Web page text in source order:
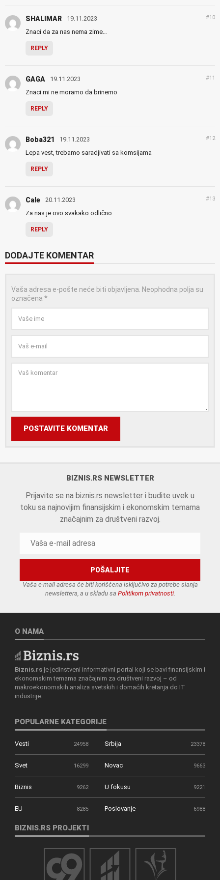
SHALIMAR 19.11.2023 #10
Znaci da za nas nema zime…
REPLY
GAGA 19.11.2023 #11
Znaci mi ne moramo da brinemo
REPLY
Boba321 19.11.2023 #12
Lepa vest, trebamo saradjivati sa komsijama
REPLY
Cale 20.11.2023 #13
Za nas je ovo svakako odlično
REPLY
DODAJTE KOMENTAR
Vaša adresa e-pošte neće biti objavljena. Neophodna polja su
označena *
POSTAVITE KOMENTAR
BIZNIS.RS NEWSLETTER
Prijavite se na biznis.rs newsletter i budite uvek u
toku sa najnovijim finansijskim i ekonomskim temama
značajnim za društveni razvoj.
Vaša e-mail adresa će biti korišćena isključivo za potrebe slanja
newslettera, a u skladu sa Politikom privatnosti.
O NAMA
Biznis.rs je jedinstveni informativni portal koji se bavi finansijskim i
ekonomskim temama značajnim za društveni razvoj – od
makroekonomskih analiza svetskih i domaćih kretanja do IT
industrije.
POPULARNE KATEGORIJE
Vesti 24958 Srbija 23378
Svet 16299 Novac 9663
Biznis 9262 U fokusu 9221
EU 8285 Poslovanje 6988
BIZNIS.RS PROJEKTI